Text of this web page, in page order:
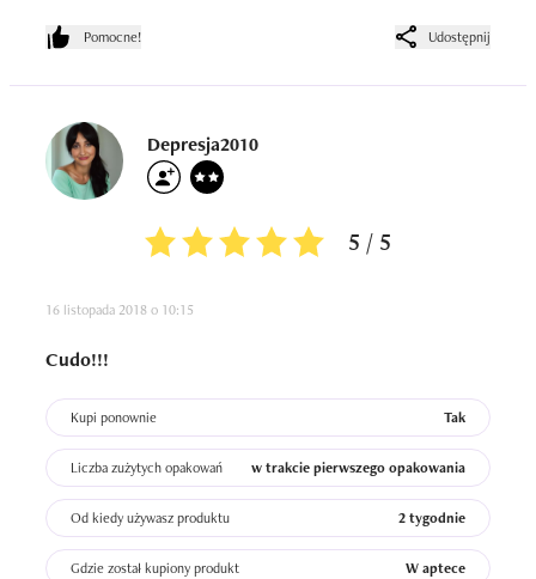
Pomocne! Udostępnij
Depresja2010
5 / 5
16 listopada 2018 o 10:15
Cudo!!!
Kupi ponownie Tak
Liczba zużytych opakowań w trakcie pierwszego opakowania
Od kiedy używasz produktu 2 tygodnie
Gdzie został kupiony produkt W aptece